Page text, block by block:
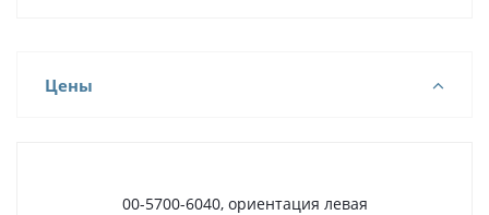
Цены
00-5700-6040, ориентация левая